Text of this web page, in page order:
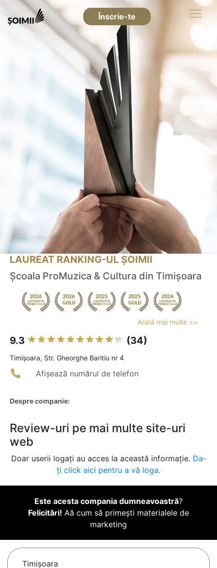
Înscrie-te
LAUREAT RANKING-UL ȘOIMII
Şcoala ProMuzica & Cultura din Timişoara
Arată mai multe >>
9.3 (34)
Timişoara, Str. Gheorghe Baritiu nr 4
Afișează numărul de telefon
Despre companie:
Review-uri pe mai multe site-uri
web
Doar userii logați au acces la această informație. Da-
ți click aici pentru a vă loga.
Este acesta compania dumneavoastră?
Felicitări! Aă cum să primești materialele de
marketing
Timişoara